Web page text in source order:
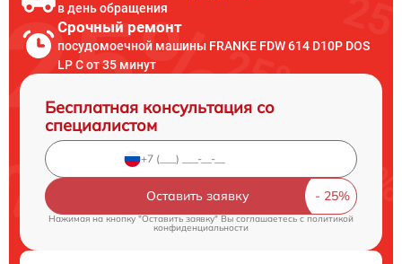
в день обращения
Срочный ремонт
посудомоечной машины FRANKE FDW 614 D10P DOS
LP C от 35 минут
Бесплатная консультация со
специалистом
Оставить заявку
Нажимая на кнопку "Оставить заявку" Вы соглашаетесь cполитикой
конфиденциальности